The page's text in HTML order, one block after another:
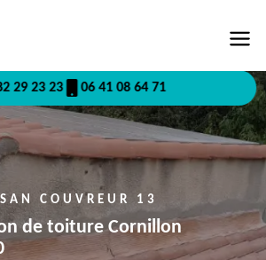
29 23 23 06 41 08 64 71
COUVREUR 13
de toiture Cornillon